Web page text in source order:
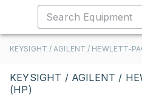
KEYSIGHT / AGILENT / HEWLETT-
KEYSIGHT / AGILENT /
(HP)